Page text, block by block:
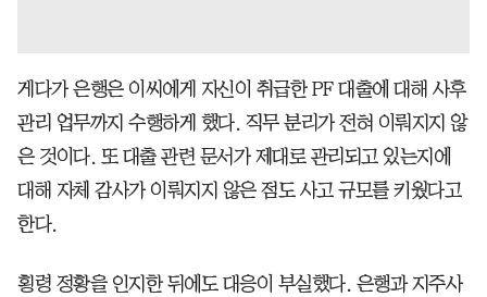
게다가 은행은 이씨에게 자신이 취급한 PF 대출에 대해 사후
관리 업무까지 수행하게 했다. 직무 분리가 전혀 이뤄지지 않
은 것이다. 또 대출 관련 문서가 제대로 관리되고 있는지에
대해 자체 감사가 이뤄지지 않은 점도 사고 규모를 키웠다고
한다.
횡령 정황을 인지한 뒤에도 대응이 부실했다. 은행과 지주사